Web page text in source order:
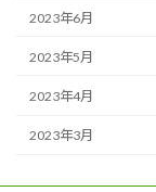
2023年6月
2023年5月
2023年4月
2023年3月